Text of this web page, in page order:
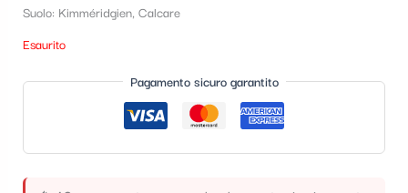
Suolo: Kimméridgien, Calcare
Esaurito
Pagamento sicuro garantito